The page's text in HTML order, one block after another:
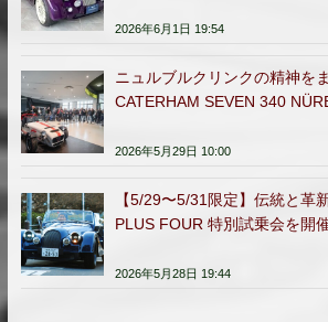
2026年6月1日 19:54
ニュルブルクリンクの精神を
CATERHAM SEVEN 340
2026年5月29日 10:00
【5/29〜5/31限定】伝統と革
PLUS FOUR 特別試乗会を開
2026年5月28日 19:44